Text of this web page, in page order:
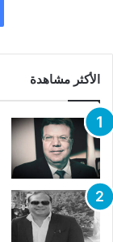
الأكثر مشاهدة